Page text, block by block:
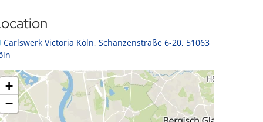
Carlswerk Victoria Köln, Schanzenstraße 6-20, 51063
+
−